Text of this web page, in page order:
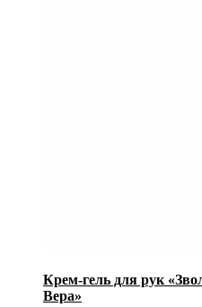
Крем-гель для рук
Вера»